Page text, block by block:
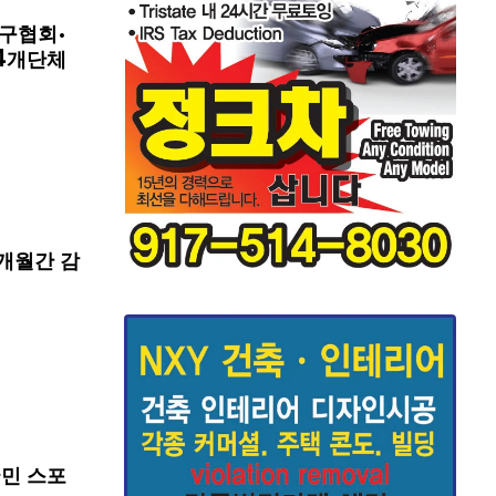
협회·
단체
월간 감
스포